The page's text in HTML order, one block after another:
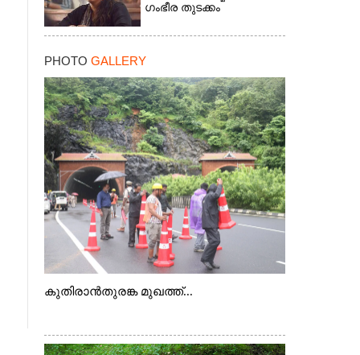
ഗംഭീര തുടക്കം
PHOTO GALLERY
കുതിരാൻതുരങ്ക മുഖത്ത്...